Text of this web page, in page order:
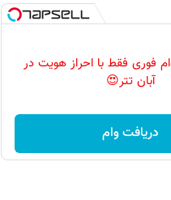
وام فوری فقط با احراز هویت در
آبان تتر😍
دریافت وام